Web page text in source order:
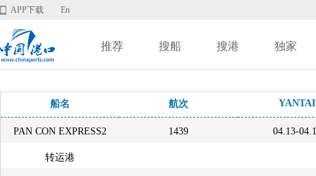
APP下载 En
推荐 搜船 搜港 独家
船名 航次 YANTAI
PAN CON EXPRESS2 1439 04.13-
转运港